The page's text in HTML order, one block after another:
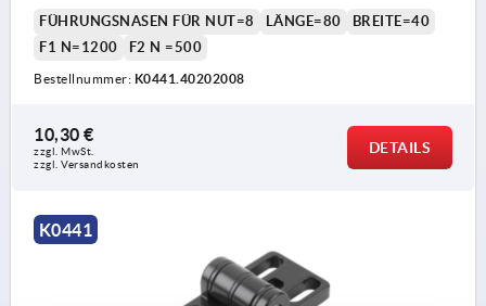
FÜHRUNGSNASEN FÜR NUT=8 LÄNGE=80
BREITE=40
F1 N=1200
F2 N =500
Bestellnummer: K0441.40202008
10,30 €
zzgl. MwSt.
zzgl. Versandkosten
DETAILS
K0441